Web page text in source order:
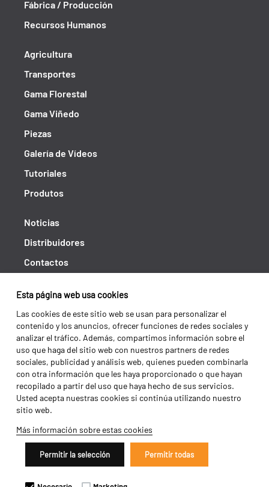
Esta página web usa cookies
Las cookies de este sitio web se usan para personalizar el
contenido y los anuncios, ofrecer funciones de redes sociales y
analizar el tráfico. Además, compartimos información sobre el
uso que haga del sitio web con nuestros partners de redes
sociales, publicidad y análisis web, quienes pueden combinarla
con otra información que les haya proporcionado o que hayan
recopilado a partir del uso que haya hecho de sus servicios.
Usted acepta nuestras cookies si continúa utilizando nuestro
sitio web.
Más información sobre estas cookies
Permitir la selección Permitir todas
Fábrica / Producción
Recursos Humanos
Agricultura
Transportes
Gama Florestal
Gama Viñedo
Piezas
Galería de Vídeos
Tutoriales
Produtos
Noticias
Distribuidores
Contactos
Shipping returns
Política de privacidad
Términos y condiciones